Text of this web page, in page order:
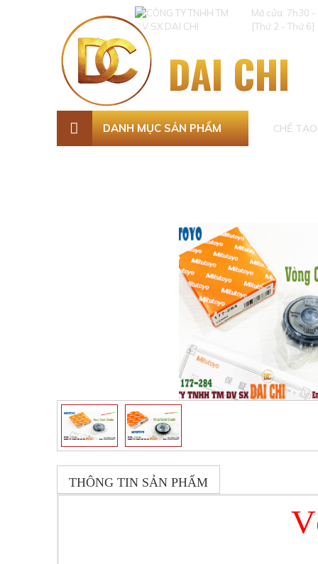
Mở cửa: 7h30
[Thứ 2 - Thứ 6]
DAI CHI
DANH MỤC SẢN PHẨM CHẾ
THÔNG TIN SẢN PHẨM